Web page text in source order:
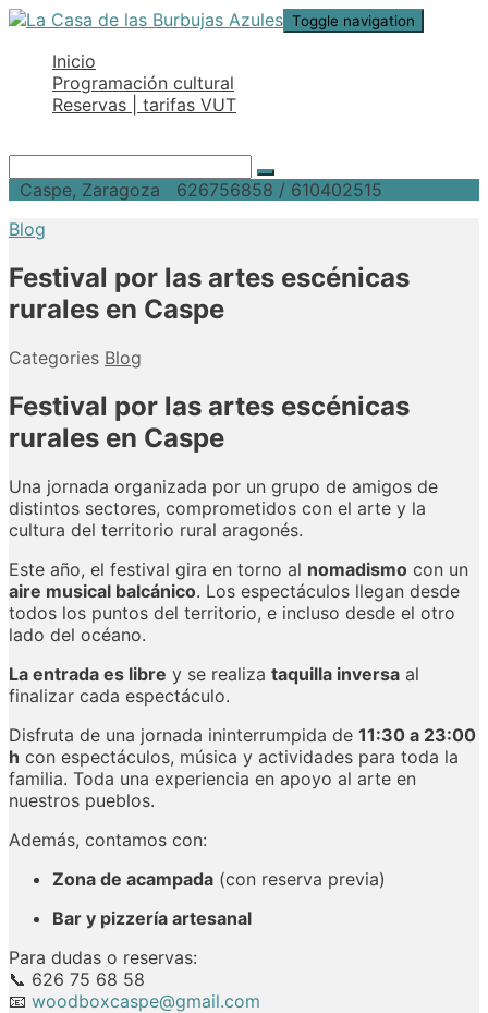
Toggle navigation
Inicio
Programación cultural
Reservas | tarifas VUT
Caspe, Zaragoza
626756858 / 610402515
Blog
Festival por las artes escénicas
rurales en Caspe
Categories Blog
Festival por las artes escénicas
rurales en Caspe
Una jornada organizada por un grupo de amigos de
distintos sectores, comprometidos con el arte y la
cultura del territorio rural aragonés.
Este año, el festival gira en torno al nomadismo con un
aire musical balcánico. Los espectáculos llegan desde
todos los puntos del territorio, e incluso desde el otro
lado del océano.
La entrada es libre y se realiza taquilla inversa al
finalizar cada espectáculo.
Disfruta de una jornada ininterrumpida de 11:30 a 23:00
h con espectáculos, música y actividades para toda la
familia. Toda una experiencia en apoyo al arte en
nuestros pueblos.
Además, contamos con:
Zona de acampada (con reserva previa)
Bar y pizzería artesanal
Para dudas o reservas:
📞 626 75 68 58
📧 woodboxcaspe@gmail.com